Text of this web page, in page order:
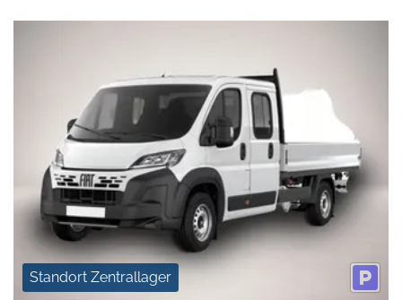
Standort Zentrallager